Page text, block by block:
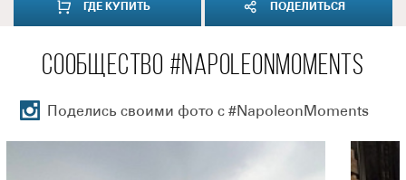
ГДЕ КУПИТЬ ПОДЕЛИТЬСЯ
СООБЩЕСТВО #NAPOLEONMOMENTS
Поделись своими фото с #NapoleonMoments